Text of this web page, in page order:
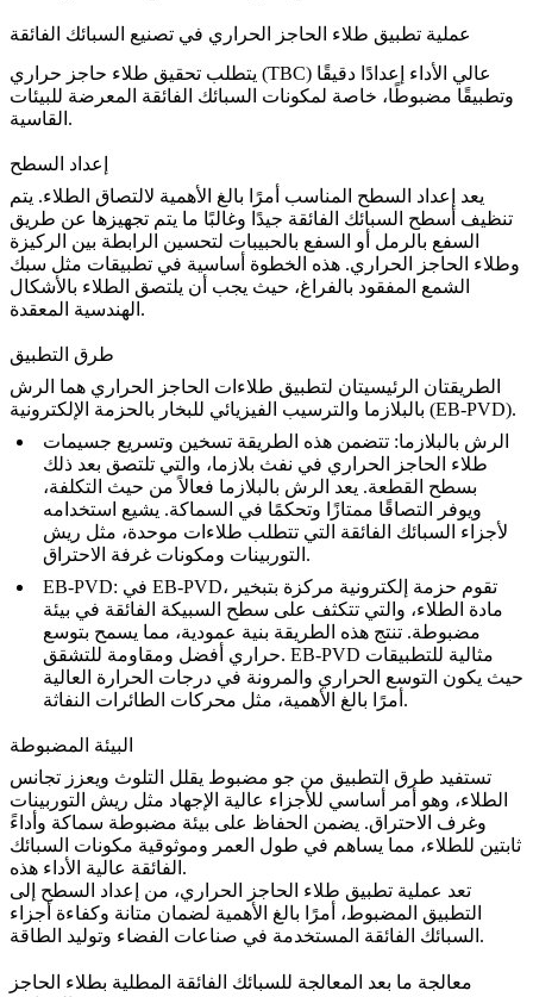
عملية تطبيق طلاء الحاجز الحراري في تصنيع السبائك الفائقة
يتطلب تحقيق طلاء حاجز حراري (TBC)
وتطبيقًا مضبوطًا، خاصة لمكونات السبائك الفائقة المعرضة للبيئات
القاسية.
إعداد السطح
يعد إعداد السطح المناسب أمرًا بالغ الأهمية لالتصاق الطلاء. يتم
تنظيف أسطح السبائك الفائقة جيدًا وغالبًا ما يتم تجهيزها عن طريق
السفع بالرمل أو السفع بالحبيبات لتحسين الرابطة بين الركيزة
وطلاء الحاجز الحراري. هذه الخطوة أساسية في تطبيقات مثل سبك
الشمع المفقود بالفراغ، حيث يجب أن يلتصق الطلاء بالأشكال
الهندسية المعقدة.
طرق التطبيق
الطريقتان الرئيسيتان لتطبيق طلاءات الحاجز الحراري هما الرش
بالبلازما و الترسيب الفيزيائي للبخار بالحزمة الإلكترونية (EB-PVD).
الرش بالبلازما: تتضمن هذه الطريقة تسخين وتسريع جسيمات
طلاء الحاجز الحراري في نفث بلازما، والتي تلتصق بعد ذلك
بسطح القطعة. يعد الرش بالبلازما فعالاً من حيث التكلفة،
ويوفر التصاقًا ممتازًا وتحكمًا في السماكة. يشيع استخدامه
لأجزاء السبائك الفائقة التي تتطلب طلاءات موحدة، مثل ريش
التوربينات ومكونات غرفة الاحتراق.
EB-PVD:
مادة الطلاء، والتي تتكثف على سطح السبيكة الفائقة في بيئة
مضبوطة. تنتج هذه الطريقة بنية عمودية، مما يسمح بتوسع
حراري أفضل ومقاومة للتشقق. EB-PVD مثالية للتطبيقات
حيث يكون التوسع الحراري والمرونة في درجات الحرارة العالية
أمرًا بالغ الأهمية، مثل محركات الطائرات النفاثة.
البيئة المضبوطة
تستفيد طرق التطبيق من جو مضبوط يقلل التلوث ويعزز تجانس
الطلاء، وهو أمر أساسي للأجزاء عالية الإجهاد مثل ريش التوربينات
وغرف الاحتراق. يضمن الحفاظ على بيئة مضبوطة سماكة وأداءً
ثابتين للطلاء، مما يساهم في طول العمر وموثوقية مكونات السبائك
الفائقة عالية الأداء هذه.
تعد عملية تطبيق طلاء الحاجز الحراري، من إعداد السطح إلى
التطبيق المضبوط، أمرًا بالغ الأهمية لضمان متانة وكفاءة أجزاء
السبائك الفائقة المستخدمة في صناعات الفضاء وتوليد الطاقة.
معالجة ما بعد المعالجة للسبائك الفائقة المطلية بطلاء الحاجز